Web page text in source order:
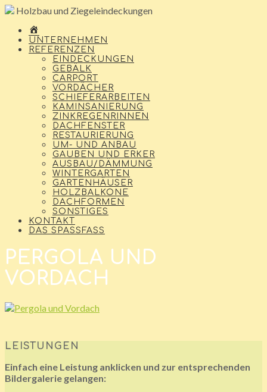
Holzbau und Ziegeleindeckungen
UNTERNEHMEN
REFERENZEN
EINDECKUNGEN
GEBÄLK
CARPORT
VORDÄCHER
SCHIEFERARBEITEN
KAMINSANIERUNG
ZINKREGENRINNEN
DACHFENSTER
RESTAURIERUNG
UM- UND ANBAU
GAUBEN UND ERKER
AUSBAU/DÄMMUNG
WINTERGARTEN
GARTENHÄUSER
HOLZBALKONE
DACHFORMEN
SONSTIGES
KONTAKT
DAS SPASSFASS
PERGOLA UND
VORDACH
LEISTUNGEN
Einfach eine Leistung anklicken und zur entsprechenden
Bildergalerie gelangen: